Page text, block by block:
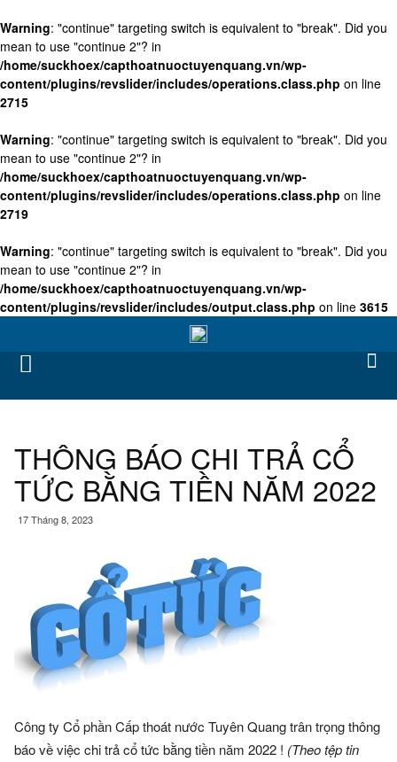
Warning: "continue" targeting switch is equivalent to "break". Did you
mean to use "continue 2"? in
/home/suckhoex/capthoatnuoctuyenquang.vn/wp-
content/plugins/revslider/includes/operations.class.php on line
2715
Warning: "continue" targeting switch is equivalent to "break". Did you
mean to use "continue 2"? in
/home/suckhoex/capthoatnuoctuyenquang.vn/wp-
content/plugins/revslider/includes/operations.class.php on line
2719
Warning: "continue" targeting switch is equivalent to "break". Did you
mean to use "continue 2"? in
/home/suckhoex/capthoatnuoctuyenquang.vn/wp-
content/plugins/revslider/includes/output.class.php on line 3615
THÔNG BÁO CHI TRẢ CỔ
TỨC BẰNG TIỀN NĂM 2022
17 Tháng 8, 2023
Công ty Cổ phần Cấp thoát nước Tuyên Quang trân trọng thông
báo về việc chi trả cổ tức bằng tiền năm 2022 ! (Theo tệp tin